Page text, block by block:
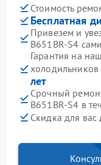
Стоимость
Бесплатная
Привезем и
B651BR-S4 сами
Гарантия на
холодильников
лет
Срочный
B651BR-S4 в
Скидка для вас